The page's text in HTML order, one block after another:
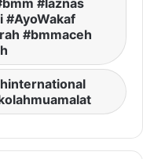
#AyoWakaf
#bmmaceh